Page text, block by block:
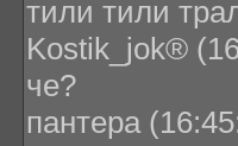
тили тили
Kostik_jok®
че?
пантера